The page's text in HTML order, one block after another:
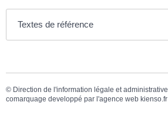
Textes de référence
© Direction de l'information légale et administrative
comarquage developpé par l'agence web kienso.fr